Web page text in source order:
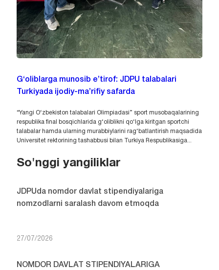
G‘oliblarga munosib e’tirof: JDPU talabalari
Turkiyada ijodiy-ma’rifiy safarda
“Yangi O‘zbekiston talabalari Olimpiadasi” sport musobaqalarining
respublika final bosqichlarida g‘oliblikni qo‘lga kiritgan sportchi
talabalar hamda ularning murabbiylarini rag‘batlantirish maqsadida
Universitet rektorining tashabbusi bilan Turkiya Respublikasiga...
So'nggi yangiliklar
JDPUda nomdor davlat stipendiyalariga
nomzodlarni saralash davom etmoqda
27/07/2026
NOMDOR DAVLAT STIPENDIYALARIGA